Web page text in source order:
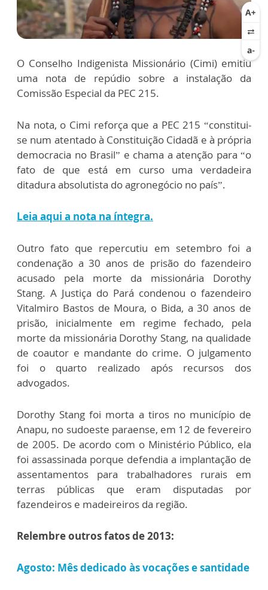
O Conselho Indigenista Missionário (Cimi) emitiu
uma nota de repúdio sobre a instalação da
Comissão Especial da PEC 215.
Na nota, o Cimi reforça que a PEC 215 “constitui-
se num atentado à Constituição Cidadã e à própria
democracia no Brasil” e chama a atenção para “o
fato de que está em curso uma verdadeira
ditadura absolutista do agronegócio no país”.
Leia aqui a nota na íntegra.
Outro fato que repercutiu em setembro foi a
condenação a 30 anos de prisão do fazendeiro
acusado pela morte da missionária Dorothy
Stang. A Justiça do Pará condenou o fazendeiro
Vitalmiro Bastos de Moura, o Bida, a 30 anos de
prisão, inicialmente em regime fechado, pela
morte da missionária Dorothy Stang, na qualidade
de coautor e mandante do crime. O julgamento
foi o quarto realizado após recursos dos
advogados.
Dorothy Stang foi morta a tiros no município de
Anapu, no sudoeste paraense, em 12 de fevereiro
de 2005. De acordo com o Ministério Público, ela
foi assassinada porque defendia a implantação de
assentamentos para trabalhadores rurais em
terras públicas que eram disputadas por
fazendeiros e madeireiros da região.
Relembre outros fatos de 2013:
Agosto: Mês dedicado às vocações e santidade